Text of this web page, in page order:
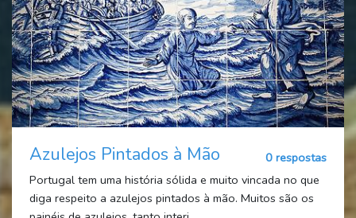
Azulejos Pintados à Mão
0 respostas
Portugal tem uma história sólida e muito vincada no que
diga respeito a azulejos pintados à mão. Muitos são os